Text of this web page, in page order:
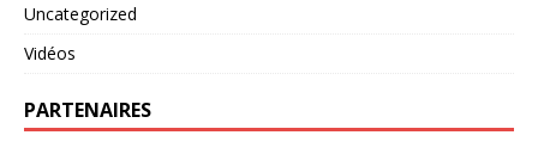
Uncategorized
Vidéos
PARTENAIRES